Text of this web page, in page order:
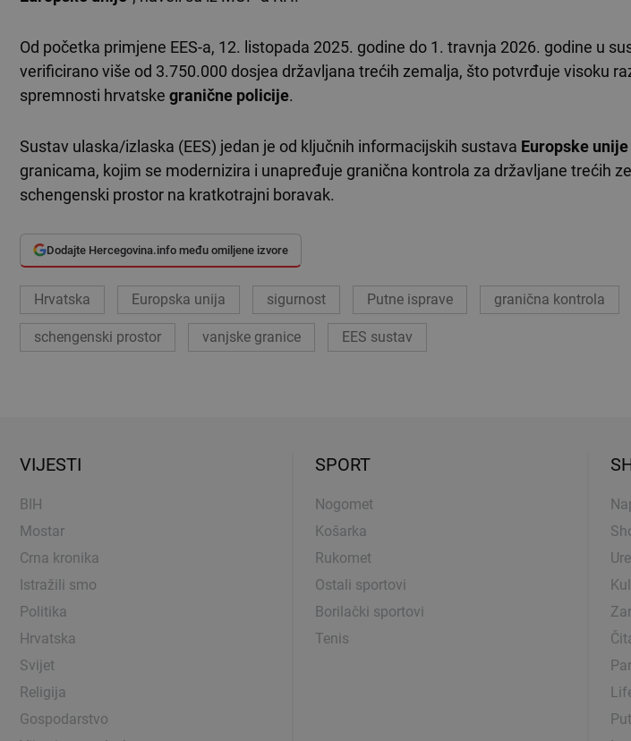
Od početka primjene EES-a, 12. listopada 2025. godine do 1. travnja 2026. godine u
verificirano više od 3.750.000 dosjea državljana trećih zemalja, što potvrđuje visoku
spremnosti hrvatske granične policije.
Sustav ulaska/izlaska (EES) jedan je od ključnih informacijskih sustava Europske unije
granicama, kojim se modernizira i unapređuje granična kontrola za državljane trećih
schengenski prostor na kratkotrajni boravak.
Dodajte Hercegovina.info među omiljene izvore
Hrvatska Europska unija sigurnost Putne isprave granična kontrola
schengenski prostor vanjske granice EES sustav
VIJESTI
BIH
Mostar
Crna kronika
Istražili smo
Politika
Hrvatska
Svijet
Religija
Gospodarstvo
SPORT
Nogomet
Košarka
Rukomet
Ostali sportovi
Borilački sportovi
Tenis